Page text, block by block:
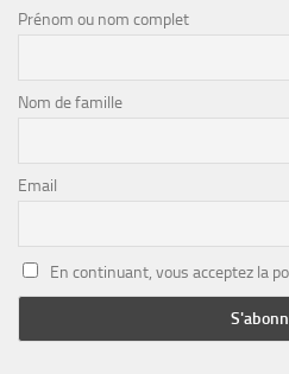
Prénom ou nom complet
Nom de famille
Email
En continuant, vous acceptez la